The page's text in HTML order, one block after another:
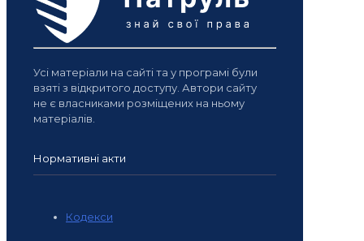
Усі матеріали на сайті та у програмі були
взяті з відкритого доступу. Автори сайту
не є власниками розміщених на ньому
матеріалів.
Нормативні акти
Кодекси